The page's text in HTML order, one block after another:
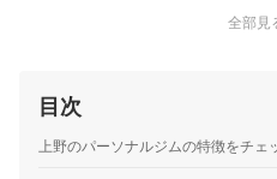
ーニングは絶対やらない性
レーニングできました。食…
全部見
目次
上野のパーソナルジムの特徴をチェ